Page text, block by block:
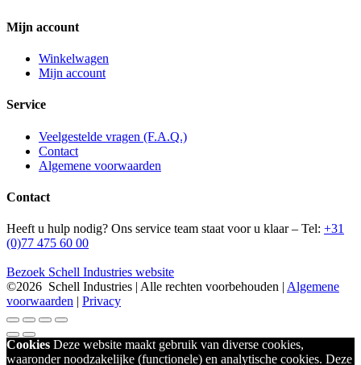
Mijn account
Winkelwagen
Mijn account
Service
Veelgestelde vragen (F.A.Q.)
Contact
Algemene voorwaarden
Contact
Heeft u hulp nodig? Ons service team staat voor u klaar – Tel: +31
(0)77 475 60 00
Bezoek Schell Industries website
©2026 Schell Industries | Alle rechten voorbehouden | Algemene
voorwaarden | Privacy
Cookies Deze website maakt gebruik van diverse cookies,
waaronder noodzakelijke (functionele) en analytische cookies. Deze